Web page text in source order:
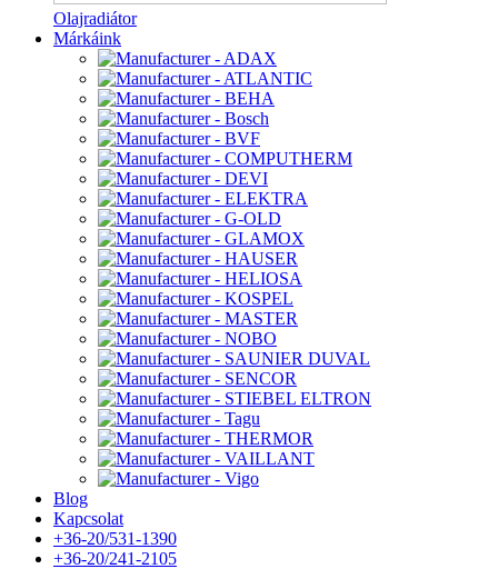
Olajradiátor
Márkáink
Blog
Kapcsolat
+36-20/531-1390
+36-20/241-2105